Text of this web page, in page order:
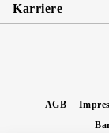
Karriere
AGB